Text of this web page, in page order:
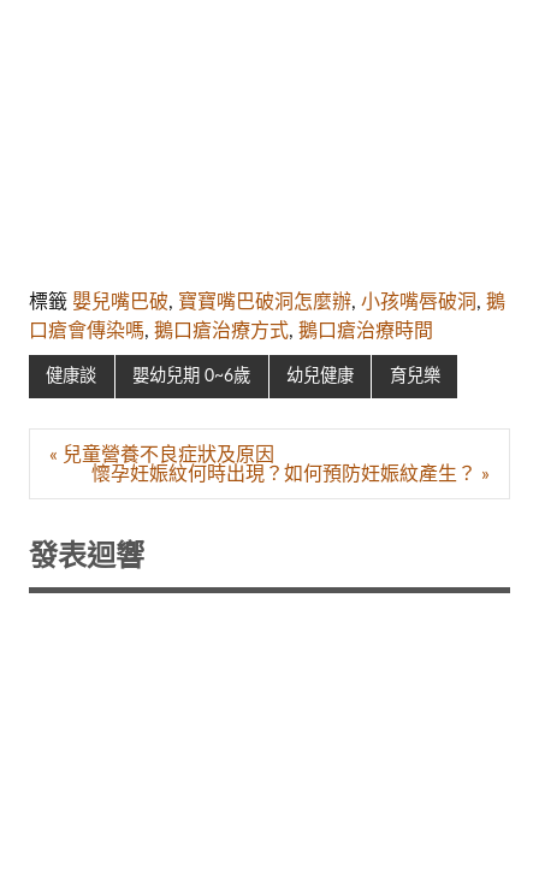
標籤 嬰兒嘴巴破, 寶寶嘴巴破洞怎麼辦, 小孩嘴唇破洞 , 鵝
口瘡會傳染嗎, 鵝口瘡治療方式, 鵝口瘡治療時間
健康談 嬰幼兒期 0~6歲 幼兒健康 育兒樂
文
« 兒童營養不良症狀及原因
懷孕妊娠紋何時出現？如何預防妊娠紋產生？ »
發表迴響